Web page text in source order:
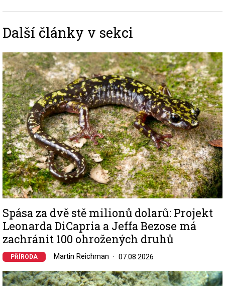
Další články v sekci
Image
Spása za dvě stě milionů dolarů: Projekt
Leonarda DiCapria a Jeffa Bezose má
zachránit 100 ohrožených druhů
PŘÍRODA Martin Reichman 07.08.2026
Image